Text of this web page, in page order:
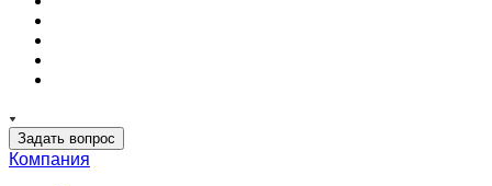
Задать вопрос
Компания